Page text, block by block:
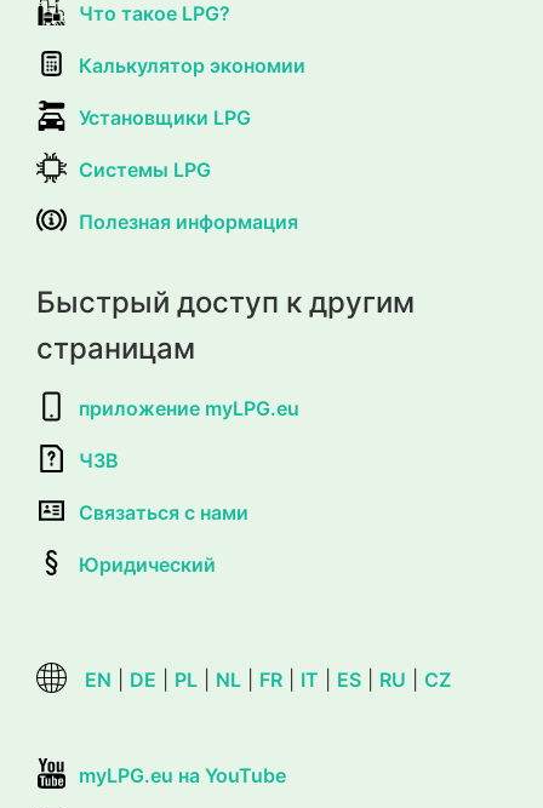
Что такое LPG?
Калькулятор экономии
Установщики LPG
Системы LPG
Полезная информация
Быстрый доступ к другим
страницам
приложение myLPG.eu
ЧЗВ
Связаться с нами
Юридический
EN DE PL NL FR IT ES RU CZ
myLPG.eu на YouTube